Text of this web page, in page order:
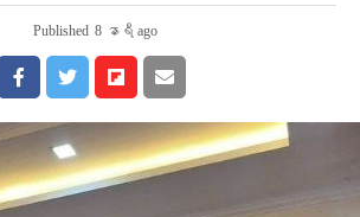
Published 8 နာရီ ago